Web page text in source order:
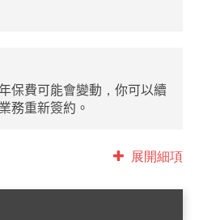
保費可能會變動，你可以續
務重新簽約。
展開細項